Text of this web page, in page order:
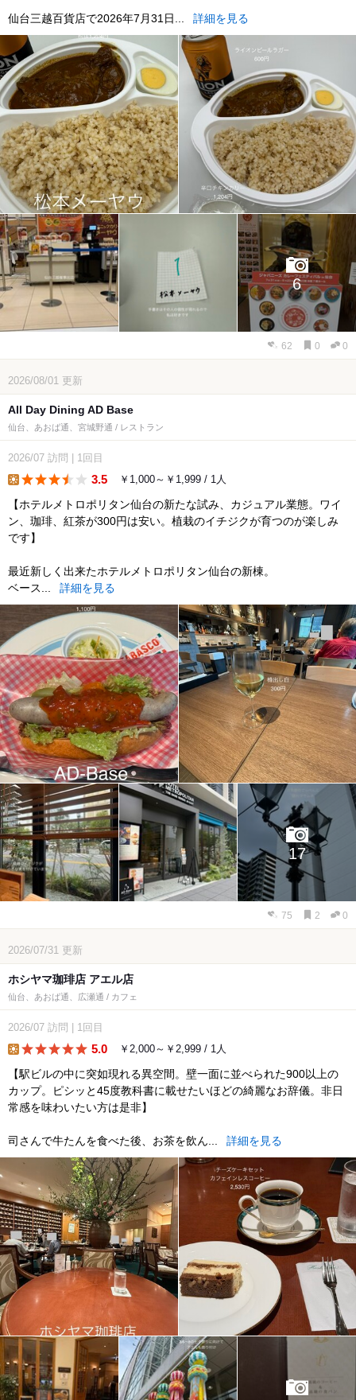
仙台三越百貨店で2026年7月31日... 詳細を見る
6
62 0 0
2026/08/01 更新
All Day Dining AD Base
仙台、あおば通、宮城野通 / レストラン
2026/07 訪問 1回目
3.5 ￥1,000～￥1,999 / 1人
【ホテルメトロポリタン仙台の新たな試み、カジュアル業態。ワイ
ン、珈琲、紅茶が300円は安い。植栽のイチジクが育つのが楽しみ
です】
最近新しく出来たホテルメトロポリタン仙台の新棟。
ベース...
詳細を見る
17
75 2 0
2026/07/31 更新
ホシヤマ珈琲店 アエル店
仙台、あおば通、広瀬通 / カフェ
2026/07 訪問 1回目
5.0 ￥2,000～￥2,999 / 1人
【駅ビルの中に突如現れる異空間。壁一面に並べられた900以上の
カップ。ピシッと45度教科書に載せたいほどの綺麗なお辞儀。非日
常感を味わいたい方は是非】
司さんで牛たんを食べた後、お茶を飲ん... 詳細を見る